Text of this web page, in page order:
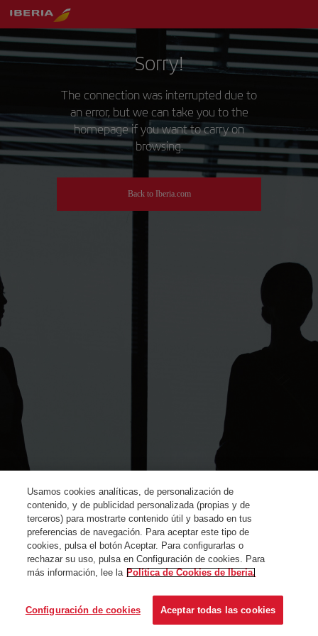
Sorry!
The connection was interrupted due to
an error, but we can take you to the
homepage if you want to carry on
browsing.
Back to Iberia.com
Usamos cookies analíticas, de personalización de
contenido, y de publicidad personalizada (propias y de
terceros) para mostrarte contenido útil y basado en tus
preferencias de navegación. Para aceptar este tipo de
cookies, pulsa el botón Aceptar. Para configurarlas o
rechazar su uso, pulsa en Configuración de cookies. Para
más información, lee la Política de Cookies de Iberia.
Configuración de cookies Aceptar todas las cookies